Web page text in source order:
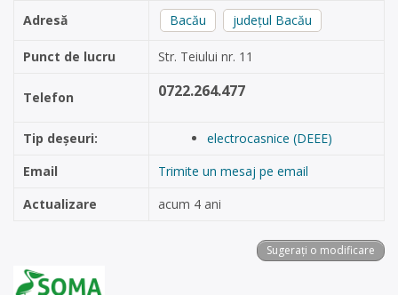
Adresă Bacău județul Bacău
Punct de lucru Str. Teiului nr. 11
Telefon 0722.264.477
Tip deșeuri:
electrocasnice (DEEE)
Email
Trimite un mesaj pe email
Actualizare
acum 4 ani
Sugerați o modificare